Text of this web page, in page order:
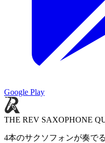
Google Play
THE REV SAXOPHONE
4本のサクソフォンが奏で